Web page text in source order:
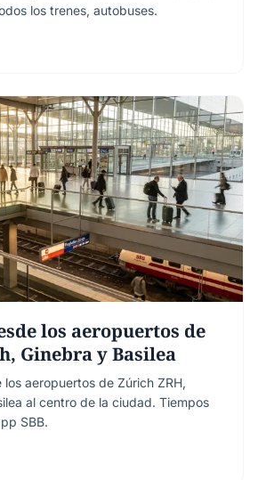
los trenes, autobuses.
los aeropuertos de
Ginebra y Basilea
aeropuertos de Zúrich ZRH,
al centro de la ciudad. Tiempos
SBB.